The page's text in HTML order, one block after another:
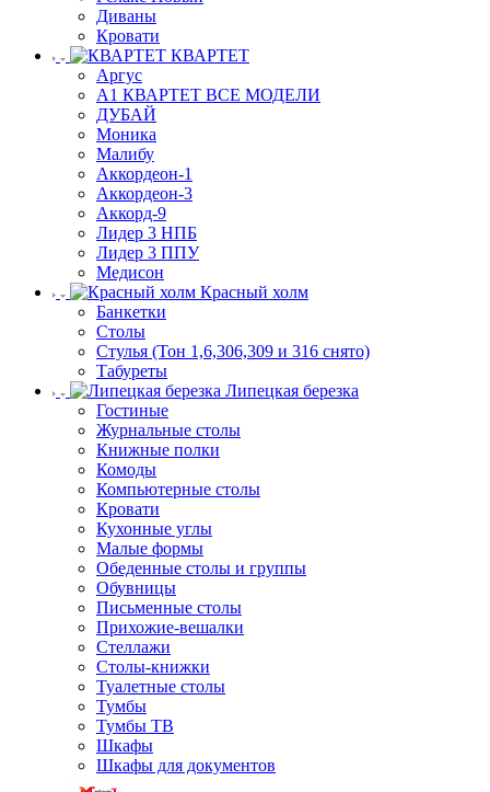
Диваны
Кровати
КВАРТЕТ
Аргус
А1 КВАРТЕТ ВСЕ МОДЕЛИ
ДУБАЙ
Моника
Малибу
Аккордеон-1
Аккордеон-3
Аккорд-9
Лидер 3 НПБ
Лидер 3 ППУ
Медисон
Красный холм
Банкетки
Столы
Стулья (Тон 1,6,306,309 и 316 снято)
Табуреты
Липецкая березка
Гостиные
Журнальные столы
Книжные полки
Комоды
Компьютерные столы
Кровати
Кухонные углы
Малые формы
Обеденные столы и группы
Обувницы
Письменные столы
Прихожие-вешалки
Стеллажи
Столы-книжки
Туалетные столы
Тумбы
Тумбы ТВ
Шкафы
Шкафы для документов